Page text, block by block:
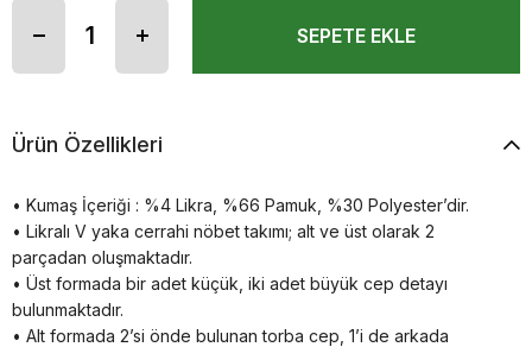
Ürün Özellikleri
• Kumaş İçeriği : %4 Likra, %66 Pamuk, %30 Polyester’dir.
• Likralı V yaka cerrahi nöbet takımı; alt ve üst olarak 2
parçadan oluşmaktadır.
• Üst formada bir adet küçük, iki adet büyük cep detayı
bulunmaktadır.
• Alt formada 2’si önde bulunan torba cep, 1’i de arkada